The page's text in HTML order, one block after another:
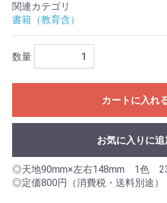
関連カテゴリ
書籍（教育含）
数量
カートに入れ
お気に入りに追
◎天地90mm×左右148mm 1色
◎定価800円（消費税・送料別途）